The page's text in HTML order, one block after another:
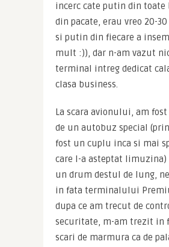
incerc cate putin din
din pacate, erau vreo 20-
si putin din fiecare a
mult :)), dar n-am vazut
terminal intreg dedicat
clasa business.
La scara avionului, am
de un autobuz special
fost un cuplu inca si mai
care l-a asteptat limuzina)
un drum destul de lung,
in fata terminalului
dupa ce am trecut de
securitate, m-am trezit in
scari de marmura ca de